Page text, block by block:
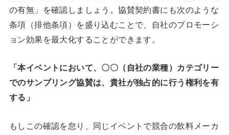
の有無」を確認しましょう。協賛契約書にも次のような
条項（排他条項）を盛り込むことで、自社のプロモーシ
ョン効果を最大化することができます。
「本イベントにおいて、〇〇（自社の業種）カテゴリー
でのサンプリング協賛は、貴社が独占的に行う権利を有
する」
もしこの確認を怠り、同じイベントで競合の飲料メーカ